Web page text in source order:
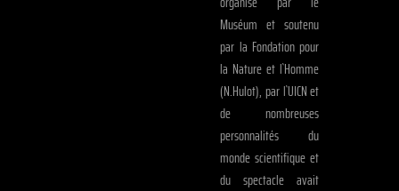
Muséum et soutenu
par la Fondation pour
la Nature et l`Homme
(N.Hulot), par l`UICN et
de nombreuses
personnalités du
monde scientifique et
du spectacle avait